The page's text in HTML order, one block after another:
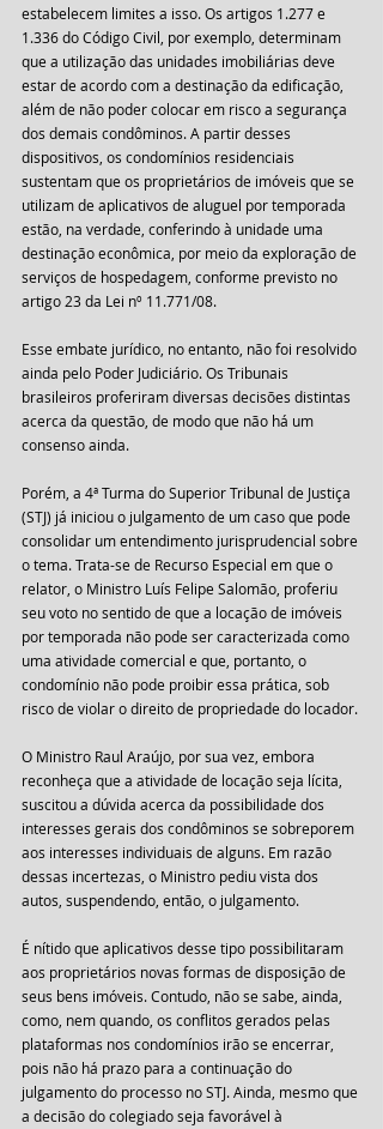
estabelecem limites a isso. Os artigos 1.277 e
1.336 do Código Civil, por exemplo, determinam
que a utilização das unidades imobiliárias deve
estar de acordo com a destinação da edificação,
além de não poder colocar em risco a segurança
dos demais condôminos. A partir desses
dispositivos, os condomínios residenciais
sustentam que os proprietários de imóveis que se
utilizam de aplicativos de aluguel por temporada
estão, na verdade, conferindo à unidade uma
destinação econômica, por meio da exploração de
serviços de hospedagem, conforme previsto no
artigo 23 da Lei nº 11.771/08.
Esse embate jurídico, no entanto, não foi resolvido
ainda pelo Poder Judiciário. Os Tribunais
brasileiros proferiram diversas decisões distintas
acerca da questão, de modo que não há um
consenso ainda.
Porém, a 4ª Turma do Superior Tribunal de Justiça
(STJ) já iniciou o julgamento de um caso que pode
consolidar um entendimento jurisprudencial sobre
o tema. Trata-se de Recurso Especial em que o
relator, o Ministro Luís Felipe Salomão, proferiu
seu voto no sentido de que a locação de imóveis
por temporada não pode ser caracterizada como
uma atividade comercial e que, portanto, o
condomínio não pode proibir essa prática, sob
risco de violar o direito de propriedade do locador.
O Ministro Raul Araújo, por sua vez, embora
reconheça que a atividade de locação seja lícita,
suscitou a dúvida acerca da possibilidade dos
interesses gerais dos condôminos se sobreporem
aos interesses individuais de alguns. Em razão
dessas incertezas, o Ministro pediu vista dos
autos, suspendendo, então, o julgamento.
É nítido que aplicativos desse tipo possibilitaram
aos proprietários novas formas de disposição de
seus bens imóveis. Contudo, não se sabe, ainda,
como, nem quando, os conflitos gerados pelas
plataformas nos condomínios irão se encerrar,
pois não há prazo para a continuação do
julgamento do processo no STJ. Ainda, mesmo que
a decisão do colegiado seja favorável à